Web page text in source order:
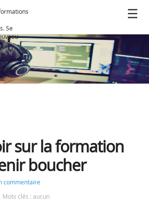
Se
sur la formation
boucher
commentaire
Mots clés : aucun